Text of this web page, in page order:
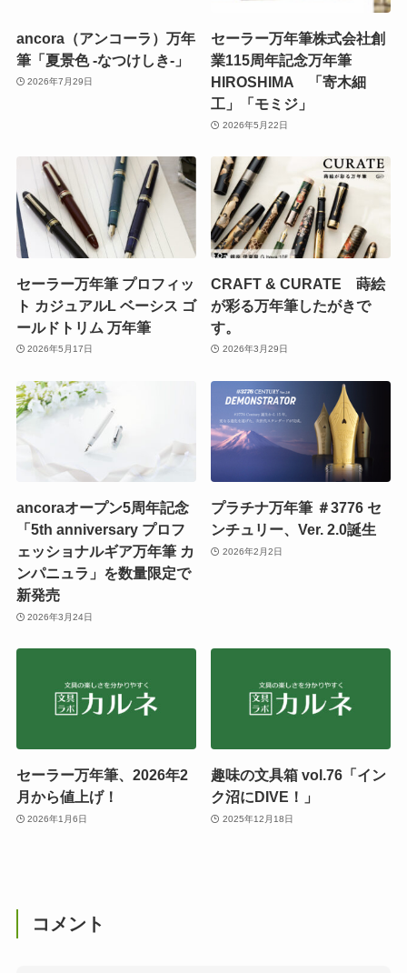
ancora（アンコーラ）万年
筆「夏景色 -なつけしき-」
2026年7月29日
セーラー万年筆株式会社創
業115周年記念万年筆
HIROSHIMA 「寄木細
工」「モミジ」
2026年5月22日
セーラー万年筆 プロフィッ
ト カジュアルL ベーシス ゴ
ールドトリム 万年筆
2026年5月17日
CRAFT & CURATE 蒔絵
が彩る万年筆したがきで
す。
2026年3月29日
ancoraオープン5周年記念
「5th anniversary プロフ
ェッショナルギア万年筆 カ
ンパニュラ」を数量限定で
新発売
2026年3月24日
プラチナ万年筆 ＃3776 セ
ンチュリー、Ver. 2.0誕生
2026年2月2日
セーラー万年筆、2026年2
月から値上げ！
2026年1月6日
趣味の文具箱 vol.76「イン
ク沼にDIVE！」
2025年12月18日
コメント